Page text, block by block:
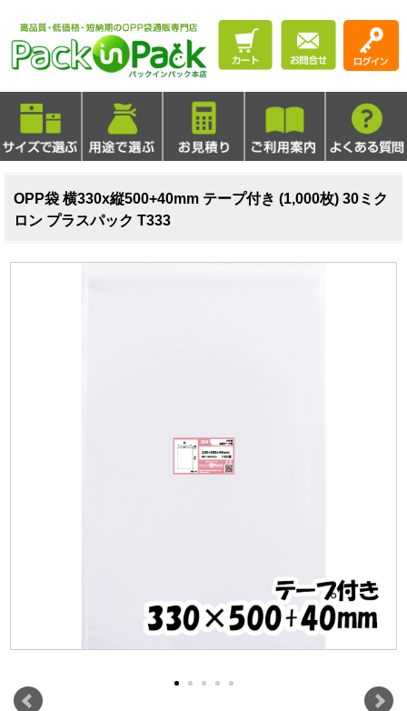
OPP袋 横330x縦500+40mm テープ付き (1,000枚) 30ミク
ロン プラスパック T333